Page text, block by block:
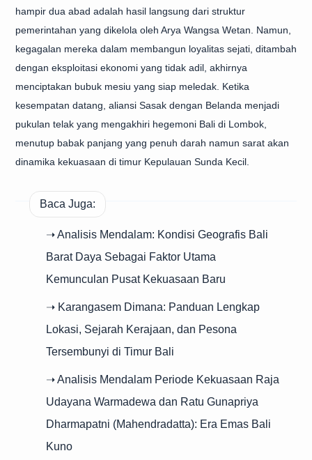
hampir dua abad adalah hasil langsung dari struktur
pemerintahan yang dikelola oleh Arya Wangsa Wetan. Namun,
kegagalan mereka dalam membangun loyalitas sejati, ditambah
dengan eksploitasi ekonomi yang tidak adil, akhirnya
menciptakan bubuk mesiu yang siap meledak. Ketika
kesempatan datang, aliansi Sasak dengan Belanda menjadi
pukulan telak yang mengakhiri hegemoni Bali di Lombok,
menutup babak panjang yang penuh darah namun sarat akan
dinamika kekuasaan di timur Kepulauan Sunda Kecil.
Baca Juga:
➝ Analisis Mendalam: Kondisi Geografis Bali
Barat Daya Sebagai Faktor Utama
Kemunculan Pusat Kekuasaan Baru
➝ Karangasem Dimana: Panduan Lengkap
Lokasi, Sejarah Kerajaan, dan Pesona
Tersembunyi di Timur Bali
➝ Analisis Mendalam Periode Kekuasaan Raja
Udayana Warmadewa dan Ratu Gunapriya
Dharmapatni (Mahendradatta): Era Emas Bali
Kuno